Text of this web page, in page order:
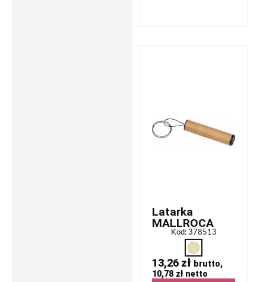
Latarka
MALLROCA
Kod: 378513
13,26 zł brutto,
10,78 złnetto